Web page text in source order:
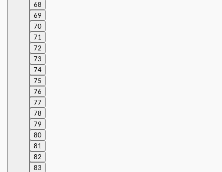
68
69
70
71
72
73
74
75
76
77
78
79
80
81
82
83